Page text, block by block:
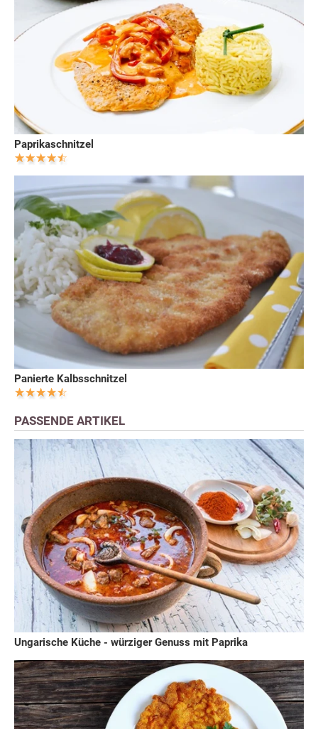
Paprikaschnitzel
Panierte Kalbsschnitzel
PASSENDE ARTIKEL
Ungarische Küche - würziger Genuss mit Paprika